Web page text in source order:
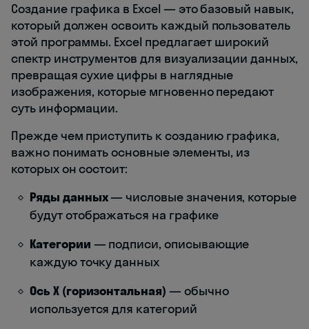
Создание графика в Excel — это базовый навык,
который должен освоить каждый пользователь
этой программы. Excel предлагает широкий
спектр инструментов для визуализации данных,
превращая сухие цифры в наглядные
изображения, которые мгновенно передают
суть информации.
Прежде чем приступить к созданию графика,
важно понимать основные элементы, из
которых он состоит:
Ряды данных— числовые значения, которые
будут отображаться на графике
Категории — подписи, описывающие
каждую точку данных
Ось X (горизонтальная) — обычно
используется для категорий